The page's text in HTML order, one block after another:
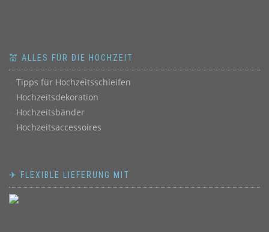
💒 ALLES FÜR DIE HOCHZEIT
Tipps für Hochzeitsschleifen
Hochzeitsdekoration
Hochzeitsbänder
Hochzeitsaccessoires
✈ FLEXIBLE LIEFERUNG MIT